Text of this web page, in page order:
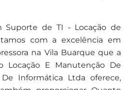
Suporte de TI - Locação de
com a excelência em
na Vila Buarque que a
Locação E Manutenção De
Informática Ltda oferece,